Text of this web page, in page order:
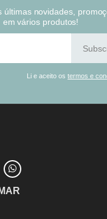
últimas novidades,
em vários produtos!
Li e aceito ostermos e